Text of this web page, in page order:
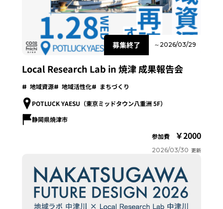
募集終了 ～2026/03/29
Local Research Lab in 焼津 成果報告会
地域資源 地域活性化 まちづくり
POTLUCK YAESU（東京ミッドタウン八重洲 5F）
静岡県焼津市
参加費
2000
2026/03/30 更新